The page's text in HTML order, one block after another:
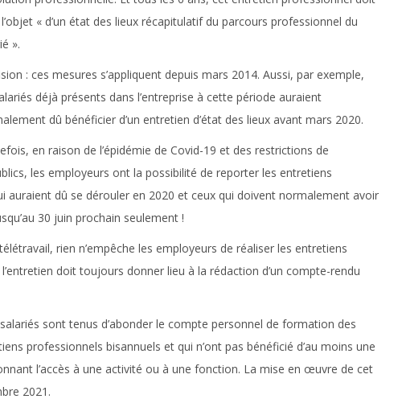
« d’un état des lieux récapitulatif du parcours professionnel du
».
: ces mesures s’appliquent depuis mars 2014. Aussi, par exemple,
déjà présents dans l’entreprise à cette période auraient
dû bénéficier d’un entretien d’état des lieux avant mars 2020.
en raison de l’épidémie de Covid-19 et des restrictions de
les employeurs ont la possibilité de reporter les entretiens
auraient dû se dérouler en 2020 et ceux qui doivent normalement avoir
30 juin prochain seulement !
rien n’empêche les employeurs de réaliser les entretiens
doit toujours donner lieu à la rédaction d’un compte-rendu
sont tenus d’abonder le compte personnel de formation des
professionnels bisannuels et qui n’ont pas bénéficié d’au moins une
l’accès à une activité ou à une fonction. La mise en œuvre de cet
2021.